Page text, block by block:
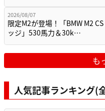
2026/08/07
限定M2が登場！「BMW M2
ッジ」530馬力＆30k…
も
人気記事ランキング(